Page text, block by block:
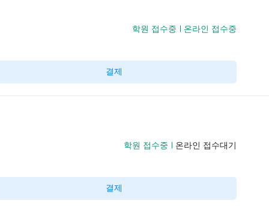
학원 접수중 온라인 접수중
결제
학원 접수중 온라인 접수대기
결제